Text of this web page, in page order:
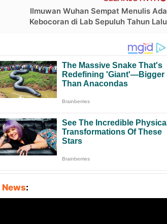
Ilmuwan Wuhan Sempat Menulis Ada
Kebocoran di Lab Sepuluh Tahun Lalu
News: